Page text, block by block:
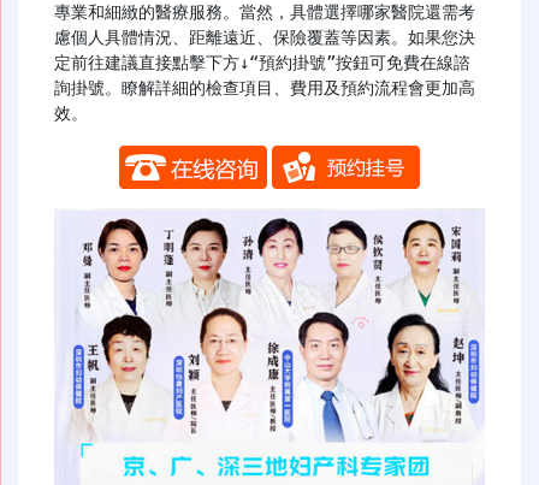
專業和細緻的醫療服務。當然，具體選擇哪家醫院還需考
慮個人具體情況、距離遠近、保險覆蓋等因素。如果您決
定前往建議直接點擊下方↓“預約掛號”按鈕可免費在線諮
詢掛號。瞭解詳細的檢查項目、費用及預約流程會更加高
效。